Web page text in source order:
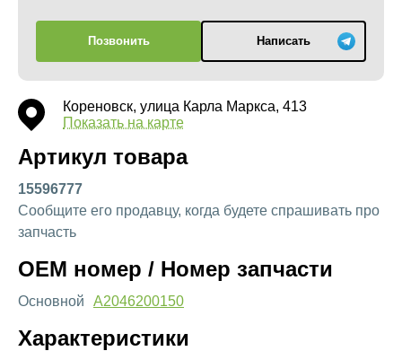
Позвонить Написать
Кореновск, улица Карла Маркса, 413
Показать на карте
Артикул товара
15596777
Сообщите его продавцу, когда будете спрашивать про
запчасть
OEM номер / Номер запчасти
Основной A2046200150
Характеристики